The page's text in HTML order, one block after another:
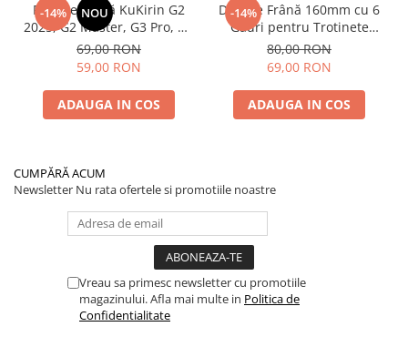
-14% NOU
Plăcuțe Frână KuKirin G2
2025, G2 Master, G3 Pro, G4
– Set 2 Bucăți (Față sau
Spate) Premium
69,00 RON
59,00 RON
ADAUGA IN COS
-14%
Disc de Frână 160mm cu 6
Găuri pentru Trotinete
Electrice KuKirin G4 (Model
2025) și KuKirin G2 –
Performanță Premium
80,00 RON
69,00 RON
ADAUGA IN COS
CUMPĂRĂ ACUM
Newsletter Nu rata ofertele si promotiile noastre
Vreau sa primesc newsletter cu promotiile
magazinului. Afla mai multe in Politica de
Confidentialitate